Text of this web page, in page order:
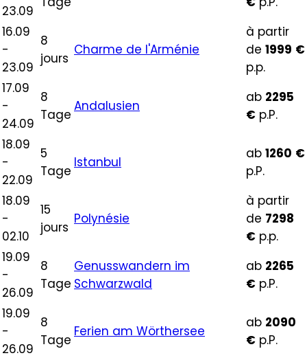
23.09
16.09
-
23.09
8
jours
Charme de l'Arménie
à partir
de 1999 €
p.p.
17.09
-
24.09
8
Tage
Andalusien
ab 2295
€ p.P.
18.09
-
22.09
5
Tage
Istanbul
ab 1260 €
p.P.
18.09
-
02.10
15
jours
Polynésie
à partir
de 7298
€ p.p.
19.09
-
26.09
8
Tage
Genusswandern im
Schwarzwald
ab 2265
€ p.P.
19.09
-
26.09
8
Tage
Ferien am Wörthersee
ab 2090
€ p.P.